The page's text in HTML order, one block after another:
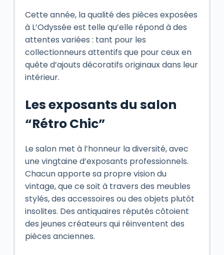
Cette année, la qualité des pièces exposées
à L’Odyssée est telle qu’elle répond à des
attentes variées : tant pour les
collectionneurs attentifs que pour ceux en
quête d’ajouts décoratifs originaux dans leur
intérieur.
Les exposants du salon
“Rétro Chic”
Le salon met à l’honneur la diversité, avec
une vingtaine d’exposants professionnels.
Chacun apporte sa propre vision du
vintage, que ce soit à travers des meubles
stylés, des accessoires ou des objets plutôt
insolites. Des antiquaires réputés côtoient
des jeunes créateurs qui réinventent des
pièces anciennes.